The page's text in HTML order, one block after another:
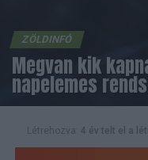
ZÖLDINFÓ
Megvan kik
napelemes
Létrehozva: 4 év telt el a